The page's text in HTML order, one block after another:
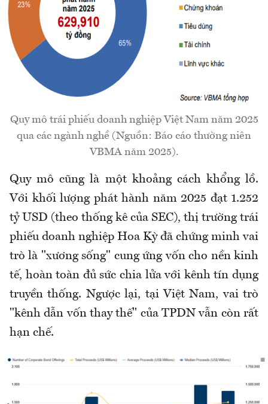
Quy mô trái phiếu doanh nghiệp Việt Nam năm 2025
qua các ngành nghề (Nguồn: Báo cáo thường niên
VBMA năm 2025).
Quy mô cũng là một khoảng cách khổng lồ.
Với khối lượng phát hành năm 2025 đạt 1.252
tỷ USD (theo thống kê của SEC), thị trường trái
phiếu doanh nghiệp Hoa Kỳ đã chứng minh vai
trò là "xương sống" cung ứng vốn cho nền kinh
tế, hoàn toàn đủ sức chia lửa với kênh tín dụng
truyền thống. Ngược lại, tại Việt Nam, vai trò
"kênh dẫn vốn thay thế" của TPDN vẫn còn rất
hạn chế.